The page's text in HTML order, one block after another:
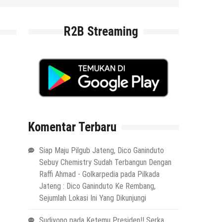
R2B Streaming
Komentar Terbaru
Siap Maju Pilgub Jateng, Dico Ganinduto
Sebuy Chemistry Sudah Terbangun Dengan
Raffi Ahmad - Golkarpedia pada Pilkada
Jateng : Dico Ganinduto Ke Rembang,
Sejumlah Lokasi Ini Yang Dikunjungi